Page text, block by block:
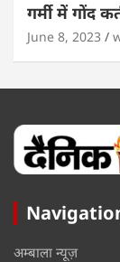
गर्मी में गोंद
June 8, 2023
अम्बाला न्यूज़